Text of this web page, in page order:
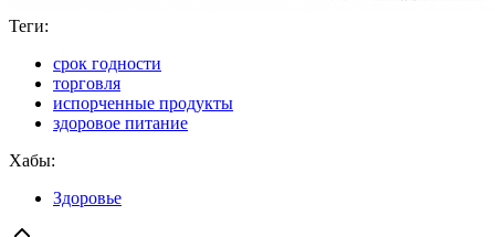
Теги:
срок годности
торговля
испорченные продукты
здоровое питание
Хабы:
Здоровье